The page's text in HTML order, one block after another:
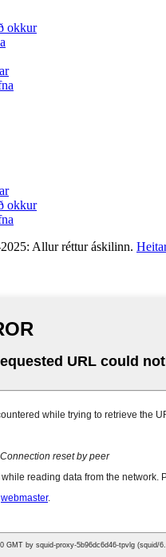
okkur
okkur
Allur réttur áskilinn.